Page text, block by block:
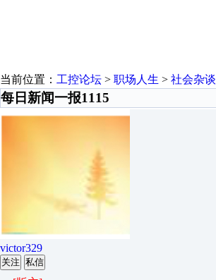
当前位置： 工控论坛 > 职场人生 > 社会杂谈
每日新闻一报1115
victor329
关注 私信